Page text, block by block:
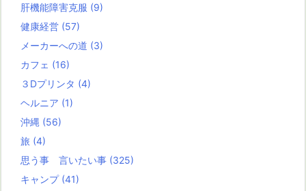
肝機能障害克服 (9)
健康経営 (57)
メーカーへの道 (3)
カフェ (16)
３Dプリンタ (4)
ヘルニア (1)
沖縄 (56)
旅 (4)
思う事 言いたい事 (325)
キャンプ (41)